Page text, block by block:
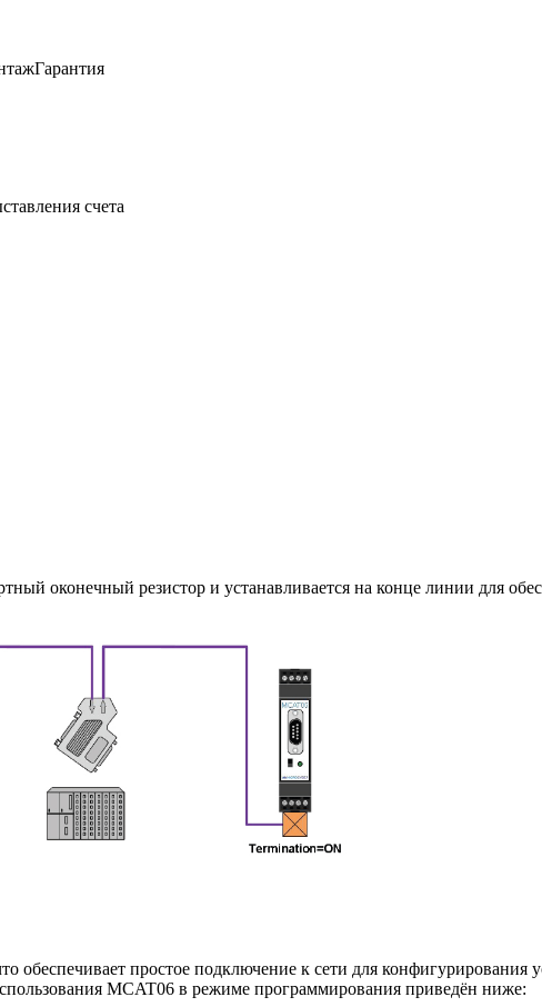
Гарантия
счета
оконечный резистор и устанавливается на конце линии для
простое подключение к сети для конфигурирования
MCAT06 в режиме программирования приведён ниже: